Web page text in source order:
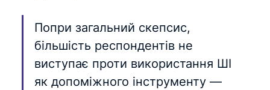
Попри загальний скепсис,
більшість респондентів не
виступає проти використання ШІ
як допоміжного інструменту —